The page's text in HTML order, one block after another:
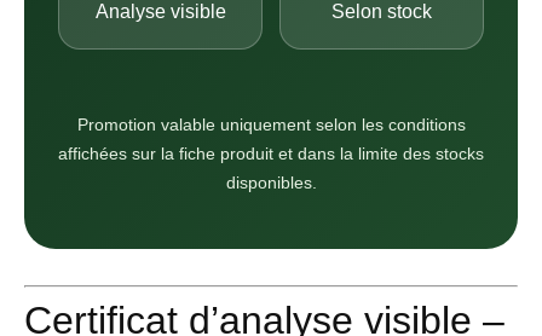
Analyse visible Selon stock
Promotion valable uniquement selon les conditions
affichées sur la fiche produit et dans la limite des stocks
disponibles.
Certificat d’analyse visible –